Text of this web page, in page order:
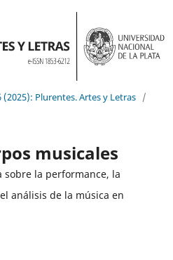
(2025): Plurentes. Artes y Letras /
musicales
sobre la performance, la
análisis de la música en